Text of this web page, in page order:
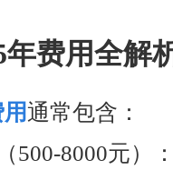
年费用全解
用通常包含：
500-8000元）